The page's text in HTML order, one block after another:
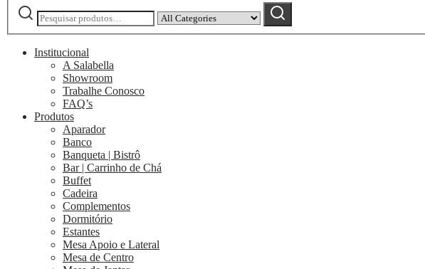
por:
by
category:
Pesquisar
Institucional
A Salabella
Showroom
Trabalhe Conosco
FAQ’s
Produtos
Aparador
Banco
Banqueta | Bistrô
Bar | Carrinho de Chá
Buffet
Cadeira
Complementos
Dormitório
Estantes
Mesa Apoio e Lateral
Mesa de Centro